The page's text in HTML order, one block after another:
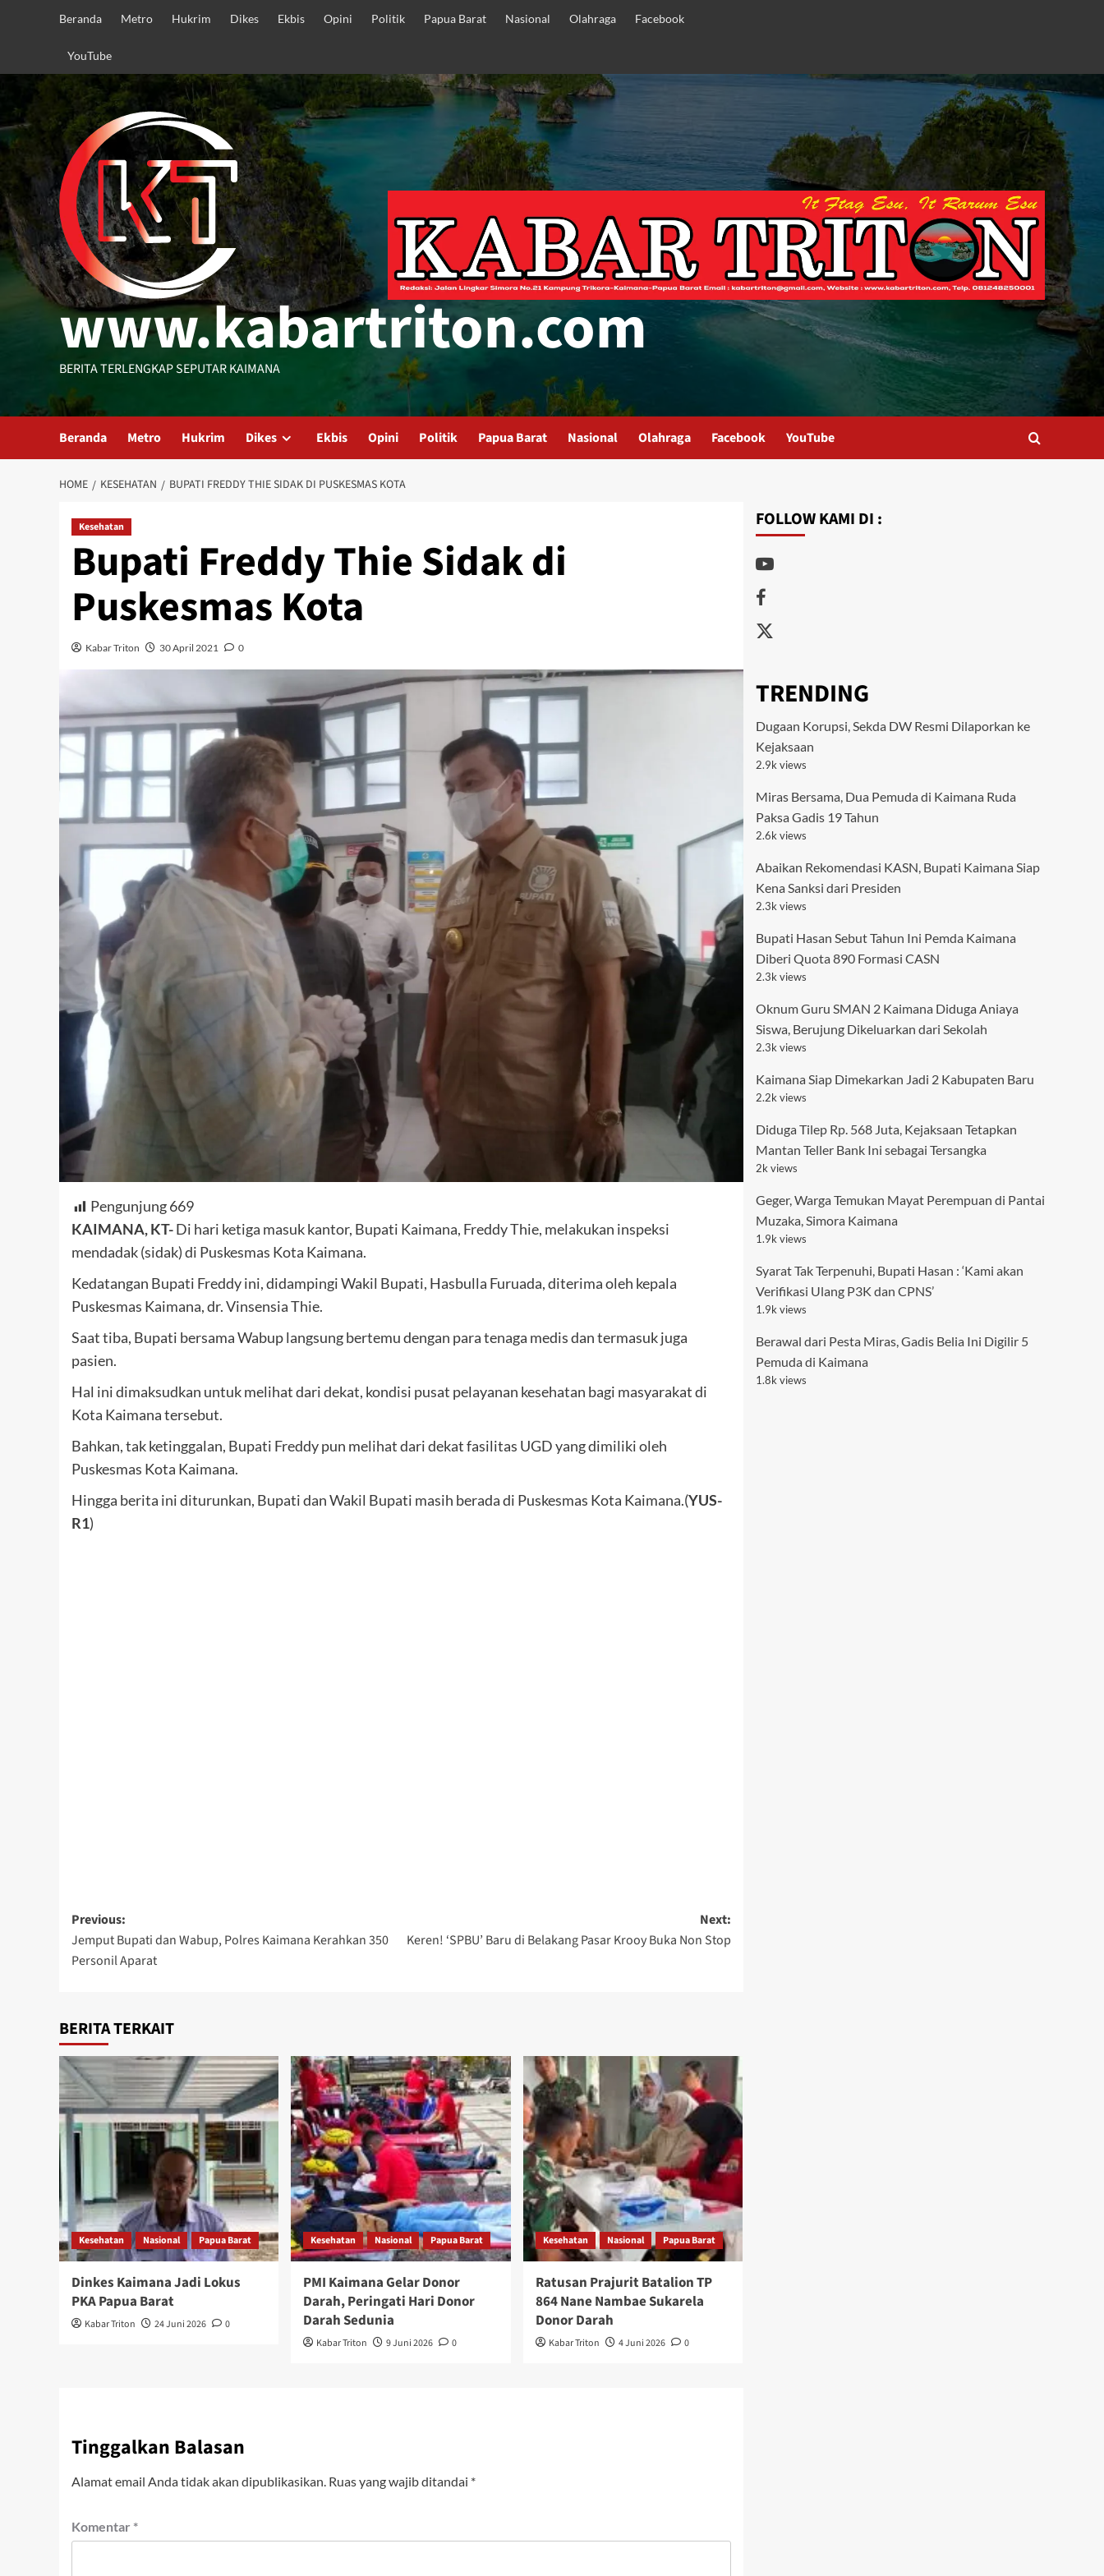
Beranda Metro Hukrim Dikes Ekbis Opini Politik Papua Barat Nasional Olahraga Facebook
YouTube
www.kabartriton.com
BERITA TERLENGKAP SEPUTAR KAIMANA
Beranda Metro Hukrim Dikes Ekbis Opini Politik Papua Barat Nasional Olahraga Facebook YouTube
HOME KESEHATAN BUPATI FREDDY THIE SIDAK DI PUSKESMAS KOTA
Kesehatan
Bupati Freddy Thie Sidak di
Puskesmas Kota
Kabar Triton 30 April 2021 0
Pengunjung669
KAIMANA, KT-Di hari ketiga masuk kantor, Bupati Kaimana, Freddy Thie, melakukan inspeksi
mendadak (sidak) di Puskesmas Kota Kaimana.
Kedatangan Bupati Freddy ini, didampingi Wakil Bupati, Hasbulla Furuada, diterima oleh kepala
Puskesmas Kaimana, dr. Vinsensia Thie.
Saat tiba, Bupati bersama Wabup langsung bertemu dengan para tenaga medis dan termasuk juga
pasien.
Hal ini dimaksudkan untuk melihat dari dekat, kondisi pusat pelayanan kesehatan bagi masyarakat di
Kota Kaimana tersebut.
Bahkan, tak ketinggalan, Bupati Freddy pun melihat dari dekat fasilitas UGD yang dimiliki oleh
Puskesmas Kota Kaimana.
Hingga berita ini diturunkan, Bupati dan Wakil Bupati masih berada di Puskesmas Kota Kaimana.(YUS-
R1)
Post
navigation
Previous:
Jemput Bupati dan Wabup, Polres Kaimana Kerahkan 350
Personil Aparat
Next:
Keren! ‘SPBU’ Baru di Belakang Pasar Krooy Buka Non Stop
BERITA TERKAIT
Kesehatan Nasional Papua Barat
Dinkes Kaimana Jadi Lokus
PKA Papua Barat
Kabar Triton 24 Juni 2026 0
Kesehatan Nasional Papua Barat
PMI Kaimana Gelar Donor
Darah, Peringati Hari Donor
Darah Sedunia
Kabar Triton 9 Juni 2026 0
Kesehatan Nasional Papua Barat
Ratusan Prajurit Batalion TP
864 Nane Nambae Sukarela
Donor Darah
Kabar Triton 4 Juni 2026 0
Tinggalkan Balasan
Alamat email Anda tidak akan dipublikasikan. Ruas yang wajib ditandai *
Komentar *
FOLLOW KAMI DI :
Youtube
Facebook
Twitter
TRENDING
Dugaan Korupsi, Sekda DW Resmi Dilaporkan ke
Kejaksaan
2.9k views
Miras Bersama, Dua Pemuda di Kaimana Ruda
Paksa Gadis 19 Tahun
2.6k views
Abaikan Rekomendasi KASN, Bupati Kaimana Siap
Kena Sanksi dari Presiden
2.3k views
Bupati Hasan Sebut Tahun Ini Pemda Kaimana
Diberi Quota 890 Formasi CASN
2.3k views
Oknum Guru SMAN 2 Kaimana Diduga Aniaya
Siswa, Berujung Dikeluarkan dari Sekolah
2.3k views
Kaimana Siap Dimekarkan Jadi 2 Kabupaten Baru
2.2k views
Diduga Tilep Rp. 568 Juta, Kejaksaan Tetapkan
Mantan Teller Bank Ini sebagai Tersangka
2k views
Geger, Warga Temukan Mayat Perempuan di Pantai
Muzaka, Simora Kaimana
1.9k views
Syarat Tak Terpenuhi, Bupati Hasan : ‘Kami akan
Verifikasi Ulang P3K dan CPNS’
1.9k views
Berawal dari Pesta Miras, Gadis Belia Ini Digilir 5
Pemuda di Kaimana
1.8k views